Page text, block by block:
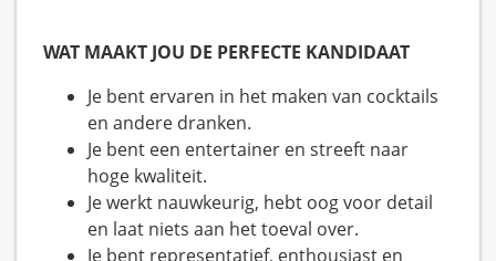
WAT MAAKT JOU DE PERFECTE KANDIDAAT
Je bent ervaren in het maken van cocktails
en andere dranken.
Je bent een entertainer en streeft naar
hoge kwaliteit.
Je werkt nauwkeurig, hebt oog voor detail
en laat niets aan het toeval over.
Je bent representatief, enthousiast en